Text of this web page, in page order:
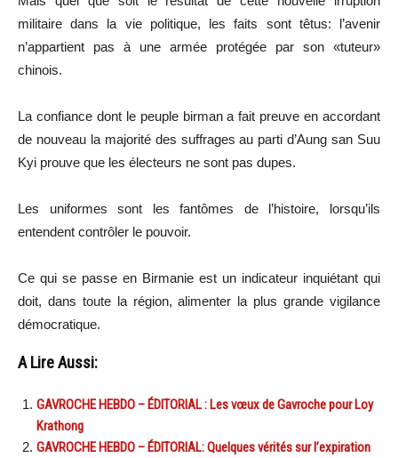
militaire dans la vie politique, les faits sont têtus: l’avenir
n’appartient pas à une armée protégée par son «tuteur»
chinois.
La confiance dont le peuple birman a fait preuve en accordant
de nouveau la majorité des suffrages au parti d’Aung san Suu
Kyi prouve que les électeurs ne sont pas dupes.
Les uniformes sont les fantômes de l’histoire, lorsqu’ils
entendent contrôler le pouvoir.
Ce qui se passe en Birmanie est un indicateur inquiétant qui
doit, dans toute la région, alimenter la plus grande vigilance
démocratique.
A Lire Aussi:
GAVROCHE HEBDO – ÉDITORIAL : Les vœux de Gavroche pour Loy
Krathong
GAVROCHE HEBDO – ÉDITORIAL: Quelques vérités sur l’expiration